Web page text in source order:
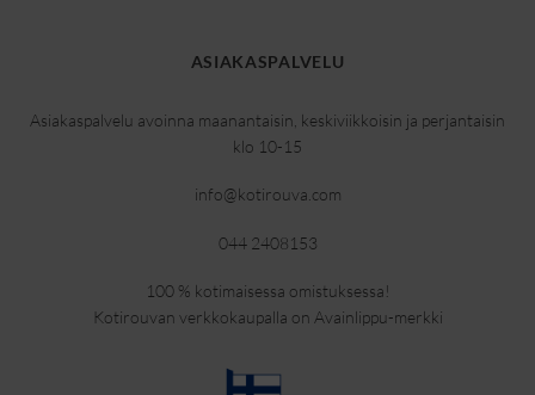
ASIAKASPALVELU
Asiakaspalvelu avoinna maanantaisin, keskiviikkoisin ja perjantaisin
klo 10-15
info@kotirouva.com
044 2408153
100 % kotimaisessa omistuksessa!
Kotirouvan verkkokaupalla on Avainlippu-merkki